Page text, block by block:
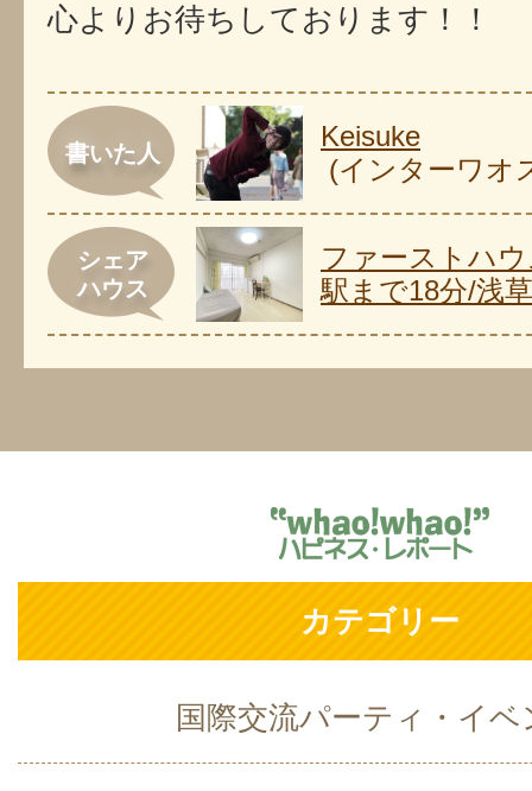
心よりお待ちしております！！
書いた人
Keisuke
(インターワオ
シェア
ハウス
ファーストハ
駅まで18分/浅
カテゴリー
国際交流パーティ・イベ